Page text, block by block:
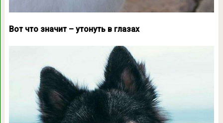
Вот что значит – утонуть в глазах